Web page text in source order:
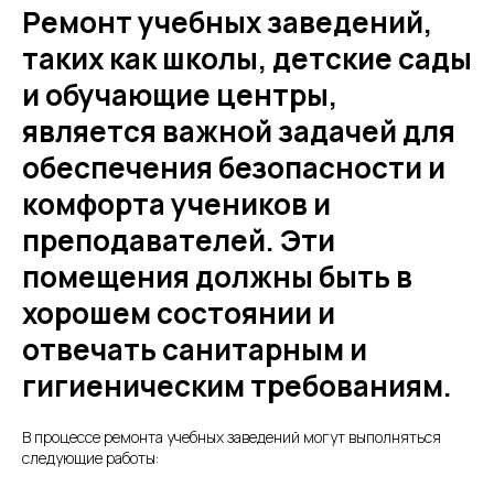
Ремонт учебных заведений,
таких как школы, детские сады
и обучающие центры,
является важной задачей для
обеспечения безопасности и
комфорта учеников и
преподавателей. Эти
помещения должны быть в
хорошем состоянии и
отвечать санитарным и
гигиеническим требованиям.
В процессе ремонта учебных заведений могут выполняться
следующие работы: